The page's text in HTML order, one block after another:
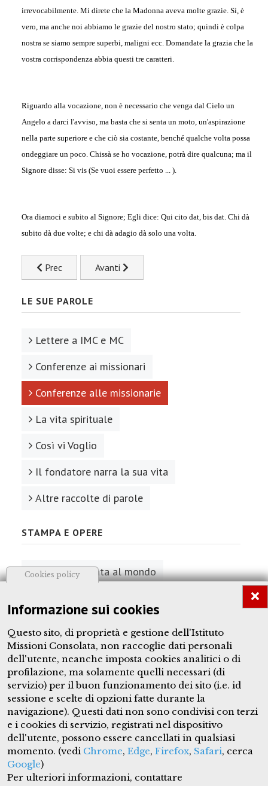
irrevocabilmente. Mi direte che la Madonna aveva molte grazie. Sì, è
vero, ma anche noi abbiamo le grazie del nostro stato; quindi è colpa
nostra se siamo sempre superbi, maligni ecc. Domandate la grazia che la
vostra corrispondenza abbia questi tre caratteri.
Riguardo alla vocazione, non è necessario che venga dal Cielo un
Angelo a darci l'avviso, ma basta che si senta un moto, un'aspirazione
nella parte superiore e che ciò sia costante, benché qualche volta possa
ondeggiare un poco. Chissà se ho vocazione, potrà dire qualcuna; ma il
Signore disse: Si vis (Se vuoi essere perfetto ... ).
Ora diamoci e subito al Signore; Egli dice: Qui cito dat, bis dat. Chi dà
subito dà due volte; e chi dà adagio dà solo una volta.
Articolo precedente: DEDICAZIONE DELLE CHIESE
Prec Articolo successivo: S. CATERINA
Avanti
LE SUE PAROLE
Lettere a IMC e MC
Conferenze ai missionari
Conferenze alle missionarie
La vita spirituale
Così vi Voglio
Il fondatore narra la sua vita
Altre raccolte di parole
STAMPA E OPERE
Dalla Consolata al mondo
Opere dedicate
Fotografie dell'Allamano
giuseppeallamano.consolata.org
Questo sito è proprietà dell'Istituto Missioni Consolata e tutti
i contenuti, quando non espresso diversamente, sono sotto
Cookies policy
Informazione sui cookies
Questo sito, di proprietà e gestione dell'Istituto
Missioni Consolata, non raccoglie dati personali
dell'utente, neanche imposta cookies analitici o di
profilazione, ma solamente quelli necessari (di
servizio) per il buon funzionamento dei sito (i.e. id
sessione e scelte di opzioni fatte durante la
navigazione). Questi dati non sono condivisi con terzi
e i cookies di servizio, registrati nel dispositivo
dell'utente, possono essere cancellati in qualsiasi
momento. (vedi Chrome, Edge, Firefox, Safari, cerca
Google)
Per ulteriori informazioni, contattare